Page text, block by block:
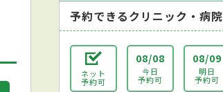
予約できるクリニック・病院
ネット
予約可
08/08
今日
予約可
08/09
明日
予約可